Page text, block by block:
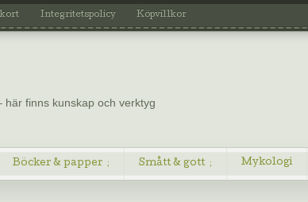
Integritetspolicy Köpvillkor
finns kunskap och verktyg
Böcker & papper Smått & gott Mykologi